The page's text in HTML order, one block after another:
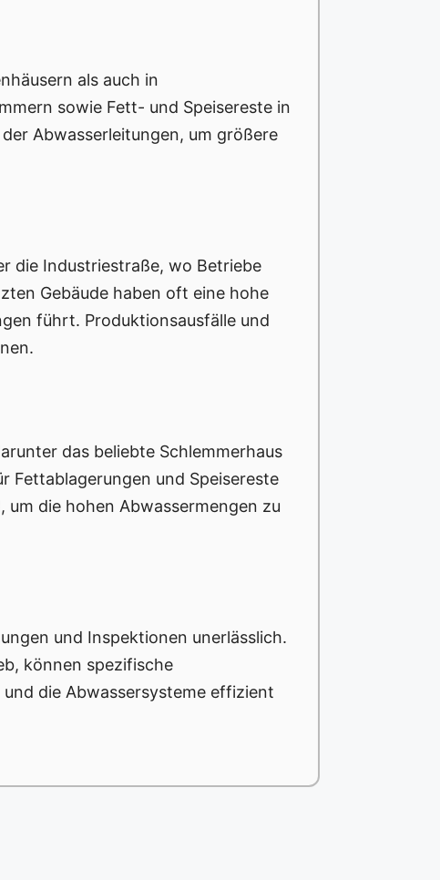
als auch in
sowie Fett- und Speisereste in
Abwasserleitungen, um größere
die Industriestraße, wo Betriebe
Gebäude haben oft eine hohe
führt. Produktionsausfälle und
das beliebte Schlemmerhaus
Fettablagerungen und Speisereste
die hohen Abwassermengen zu
und Inspektionen unerlässlich.
können spezifische
die Abwassersysteme effizient